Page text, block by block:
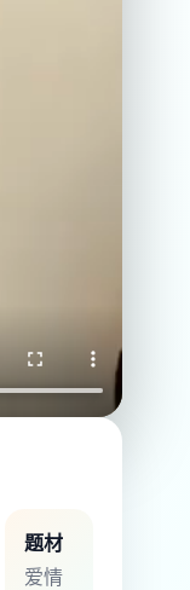
题材
爱情